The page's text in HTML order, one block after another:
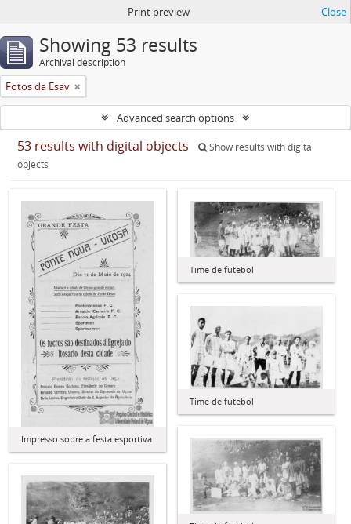
Print preview Close
Showing 53 results
Archival description
Fotos da Esav
Advanced search options
53 results with digital objects
Show results with digital
objects
Impresso sobre a festa esportiva
Time de futebol
Time de futebol